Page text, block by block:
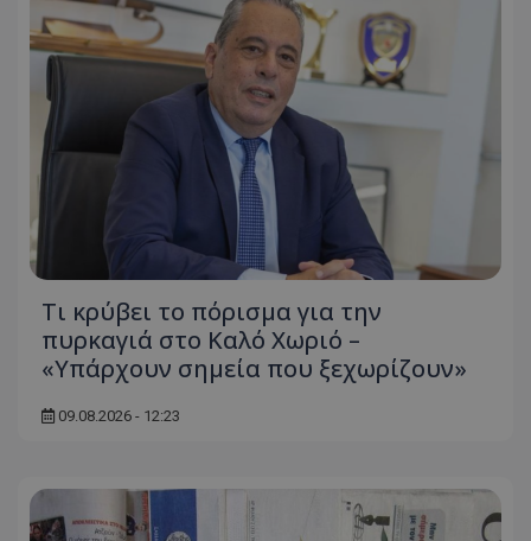
Τι κρύβει το πόρισμα για την
πυρκαγιά στο Καλό Χωριό –
«Υπάρχουν σημεία που ξεχωρίζουν»
09.08.2026 - 12:23